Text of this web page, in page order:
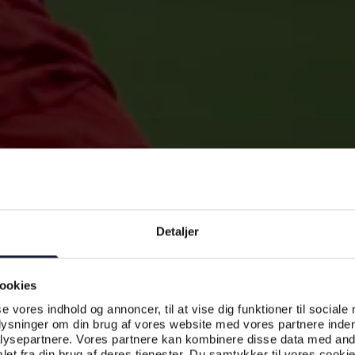
Detaljer
vores indhold og annoncer, til at vise dig funktioner til sociale
om din brug af vores website med vores partnere
Vores partnere kan kombinere disse data med